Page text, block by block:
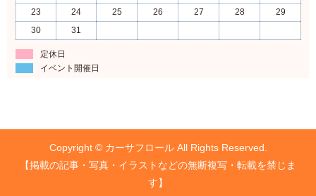
23
24 25 26 27 28
29
30
31
定休日
イベント開催日
Copyright © カーサフロール All Rights Reserved.
【掲載の記事・写真・イラストなどの無断複写・転載を禁じま
す】